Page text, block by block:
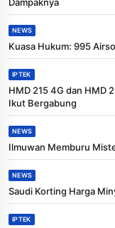
NEWS
Kuasa Hukum: 995
IPTEK
HMD 215 4G dan HMD
Ikut Bergabung
NEWS
Ilmuwan Memburu
NEWS
Saudi Korting Harga
IPTEK